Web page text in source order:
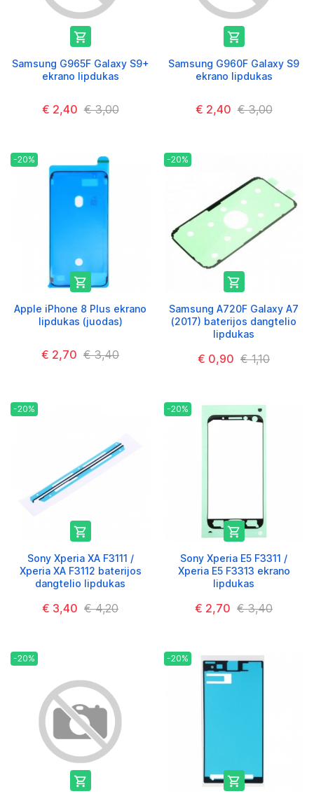

Samsung G965F Galaxy S9+
ekrano lipdukas
€ 2,40 € 3,00

Samsung G960F Galaxy S9
ekrano lipdukas
€ 2,40 € 3,00
-20%

Apple iPhone 8 Plus ekrano
lipdukas (juodas)
€ 2,70 € 3,40
-20%

Samsung A720F Galaxy A7
(2017) baterijos dangtelio
lipdukas
€ 0,90 € 1,10
-20%

Sony Xperia XA F3111 /
Xperia XA F3112 baterijos
dangtelio lipdukas
€ 3,40 € 4,20
-20%

Sony Xperia E5 F3311 /
Xperia E5 F3313 ekrano
lipdukas
€ 2,70 € 3,40
-20%

-20%
